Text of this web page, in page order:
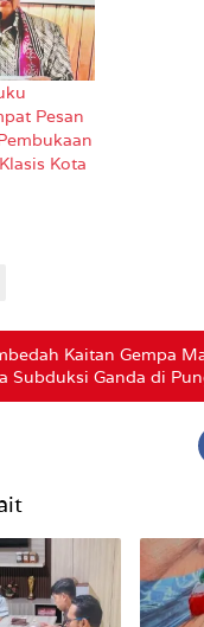
Pesan
Kota
Kaitan Gempa
Subduksi Ganda di
Pakar